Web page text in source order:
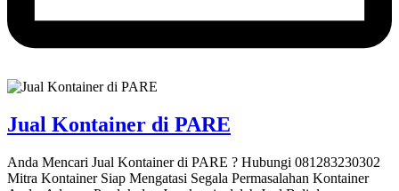
Jual Kontainer di PARE
Anda Mencari Jual Kontainer di PARE ? Hubungi 081283230302
Mitra Kontainer Siap Mengatasi Segala Permasalahan Kontainer